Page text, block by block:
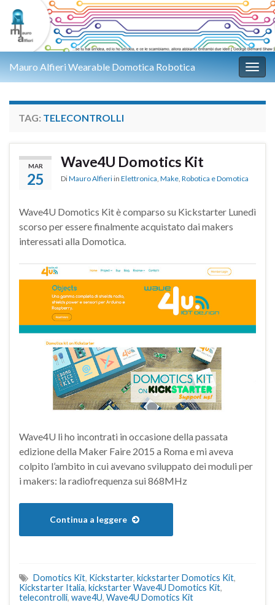
Mauro Alfieri Wearable Domotica Robotica
TAG: TELECONTROLLI
MAR
25
Wave4U Domotics Kit
DiMauro Alfieri in Elettronica, Make, Robotica e Domotica
Wave4U Domotics Kit è comparso su Kickstarter Lunedì
scorso per essere finalmente acquistato dai makers
interessati alla Domotica.
Wave4U li ho incontrati in occasione della passata
edizione della Maker Faire 2015 a Roma e mi aveva
colpito l’ambito in cui avevano sviluppato dei moduli per
i makers: la radiofrequenza sui 868MHz
Continua a leggere
Domotics Kit, Kickstarter, kickstarter Domotics Kit,
Kickstarter Italia, kickstarter Wave4U Domotics Kit,
telecontrolli, wave4U, Wave4U Domotics Kit